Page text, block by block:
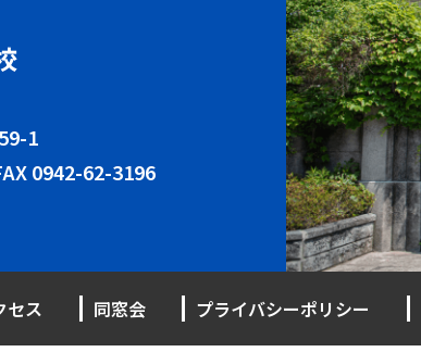
1
0942-62-3196
セス 同窓会 プライバシーポリシー